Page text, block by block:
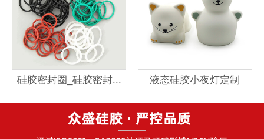
硅胶密封圈_硅胶密封... 液态硅胶小夜灯定制